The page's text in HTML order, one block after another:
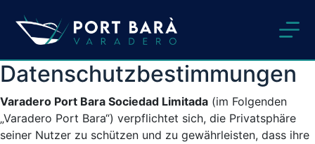
Inhalt
springen
Datenschutzbestimmungen
Varadero Port Bara Sociedad Limitada (im Folgenden
„Varadero Port Bara“) verpflichtet sich, die Privatsphäre
seiner Nutzer zu schützen und zu gewährleisten, dass ihre